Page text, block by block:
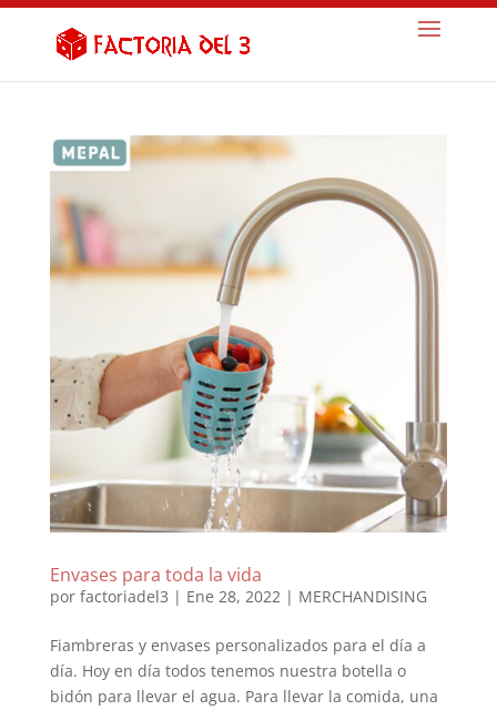
Envases para toda la vida
por factoriadel3 | Ene 28, 2022| MERCHANDISING
Fiambreras y envases personalizados para el día a
día. Hoy en día todos tenemos nuestra botella o
bidón para llevar el agua. Para llevar la comida, una